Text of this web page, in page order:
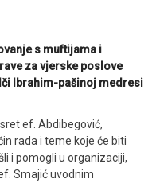
s muftijama i
za vjerske poslove
Ibrahim-pašinoj medresi
ef. Abdibegović,
rada i teme koje će biti
i pomogli u organizaciji,
Smajić uvodnim